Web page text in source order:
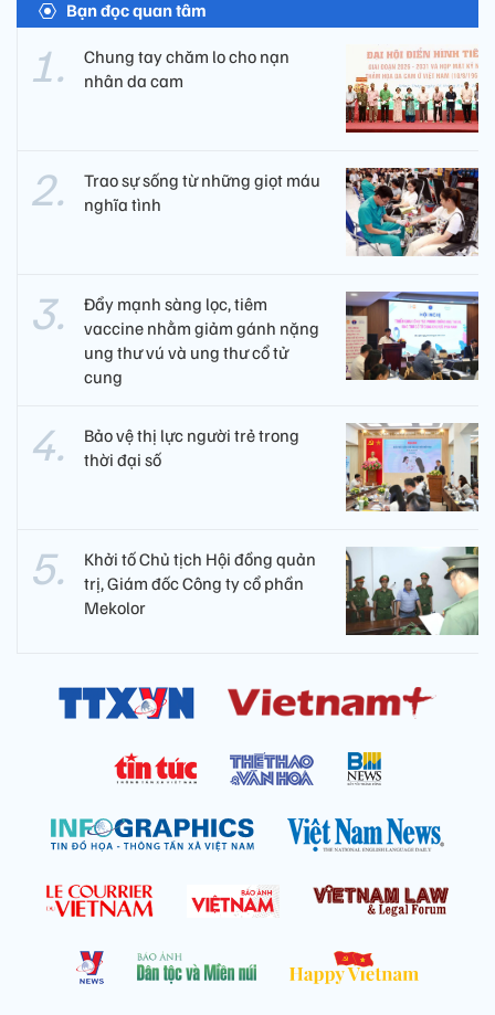
Bạn đọc quan tâm
Chung tay chăm lo cho nạn
nhân da cam
Trao sự sống từ những giọt máu
nghĩa tình
Đẩy mạnh sàng lọc, tiêm
vaccine nhằm giảm gánh nặng
ung thư vú và ung thư cổ tử
cung
Bảo vệ thị lực người trẻ trong
thời đại số
Khởi tố Chủ tịch Hội đồng quản
trị, Giám đốc Công ty cổ phần
Mekolor